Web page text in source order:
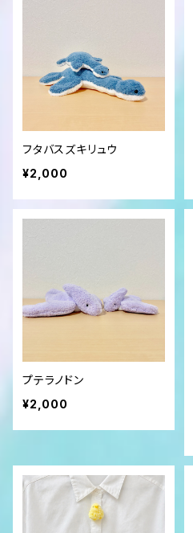
フタバスズキリュウ
¥2,000
プテラノドン
¥2,000